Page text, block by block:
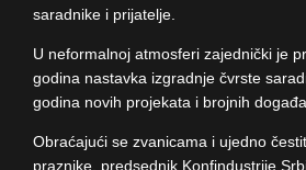
saradnike i prijatelje.
U neformalnoj atmosferi zajednički je
godina nastavka izgradnje čvrste
godina novih projekata i brojnih
Obraćajući se zvanicama i ujedno
praznike, predsednik Konfindustrije